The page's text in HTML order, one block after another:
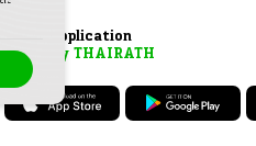
Application
My THAIRATH